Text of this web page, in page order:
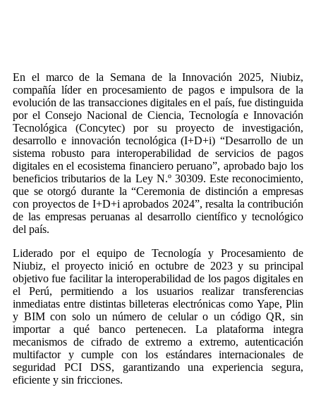
En el marco de la Semana de la Innovación 2025, Niubiz,
compañía líder en procesamiento de pagos e impulsora de la
evolución de las transacciones digitales en el país, fue distinguida
por el Consejo Nacional de Ciencia, Tecnología e Innovación
Tecnológica (Concytec) por su proyecto de investigación,
desarrollo e innovación tecnológica (I+D+i) “Desarrollo de un
sistema robusto para interoperabilidad de servicios de pagos
digitales en el ecosistema financiero peruano”, aprobado bajo los
beneficios tributarios de la Ley N.º 30309. Este reconocimiento,
que se otorgó durante la “Ceremonia de distinción a empresas
con proyectos de I+D+i aprobados 2024”, resalta la contribución
de las empresas peruanas al desarrollo científico y tecnológico
del país.
Liderado por el equipo de Tecnología y Procesamiento de
Niubiz, el proyecto inició en octubre de 2023 y su principal
objetivo fue facilitar la interoperabilidad de los pagos digitales en
el Perú, permitiendo a los usuarios realizar transferencias
inmediatas entre distintas billeteras electrónicas como Yape, Plin
y BIM con solo un número de celular o un código QR, sin
importar a qué banco pertenecen. La plataforma integra
mecanismos de cifrado de extremo a extremo, autenticación
multifactor y cumple con los estándares internacionales de
seguridad PCI DSS, garantizando una experiencia segura,
eficiente y sin fricciones.